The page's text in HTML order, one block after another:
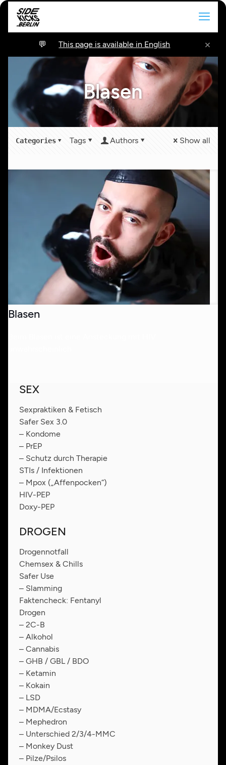
This page is available in English ×
Blasen
Categories Tags Authors Show all
Blasen
SEX
Sexpraktiken & Fetisch
Safer Sex 3.0
– Kondome
– PrEP
– Schutz durch Therapie
STIs / Infektionen
– Mpox („Affenpocken“)
HIV-PEP
Doxy-PEP
DROGEN
Drogennotfall
Chemsex & Chills
Safer Use
– Slamming
Faktencheck: Fentanyl
Drogen
– 2C-B
– Alkohol
– Cannabis
– GHB / GBL / BDO
– Ketamin
– Kokain
– LSD
– MDMA/Ecstasy
– Mephedron
– Unterschied 2/3/4-MMC
– Monkey Dust
– Pilze/Psilos